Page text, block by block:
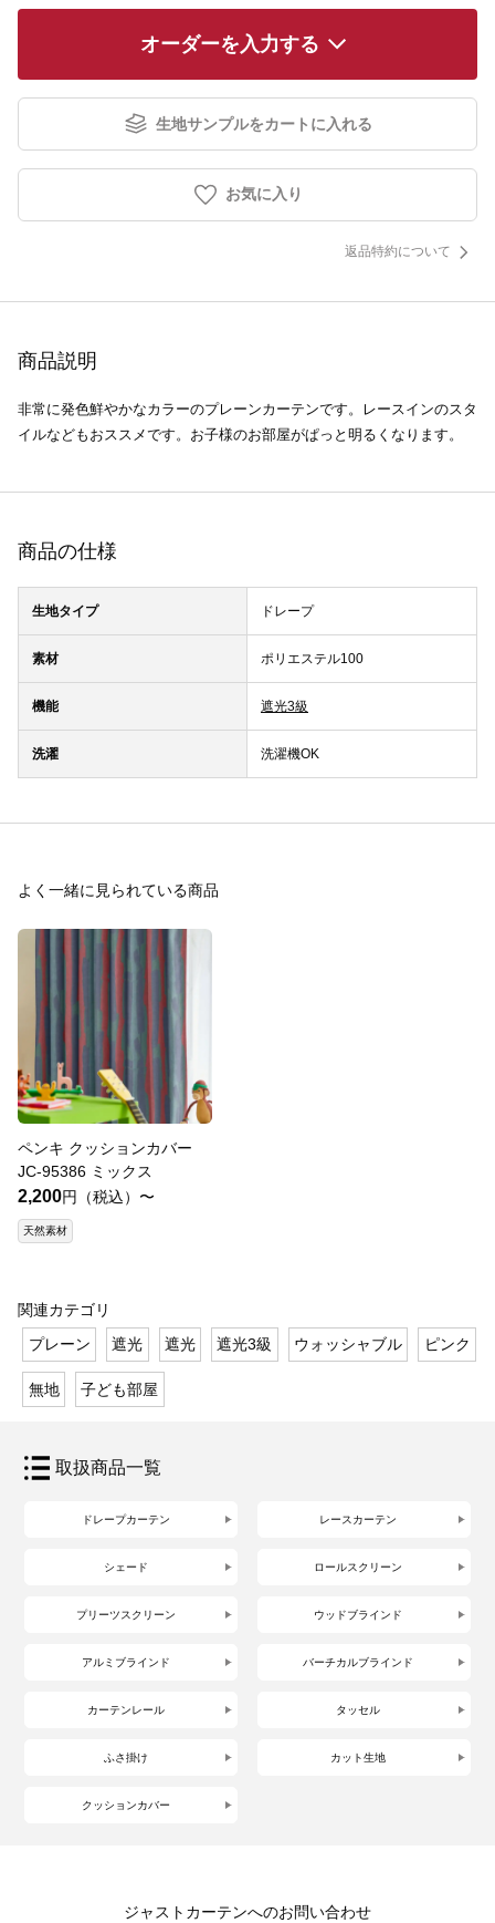
オーダーを入力する
生地サンプルをカートに入れる
お気に入り
返品特約について
商品説明
非常に発色鮮やかなカラーのプレーンカーテンです。レースインのスタ
イルなどもおススメです。お子様のお部屋がぱっと明るくなります。
商品の仕様
生地タイプ ドレープ
素材 ポリエステル100
機能 遮光3級
洗濯 洗濯機OK
よく一緒に見られている商品
ペンキ クッションカバー
JC-95386 ミックス
2,200円（税込）〜
天然素材
関連カテゴリ
プレーン
遮光 遮光 遮光3級 ウォッシャブル ピンク
無地 子ども部屋
取扱商品一覧
ドレープカーテン レースカーテン
シェード ロールスクリーン
プリーツスクリーン ウッドブラインド
アルミブラインド バーチカルブラインド
カーテンレール タッセル
ふさ掛け カット生地
クッションカバー
ジャストカーテンへのお問い合わせ